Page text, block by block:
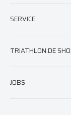
AGB
Widerruf
Datenschutz
SERVICE
Neoprenberatung
Neoprenreparatur
TRIATHLON.DE
München
JOBS